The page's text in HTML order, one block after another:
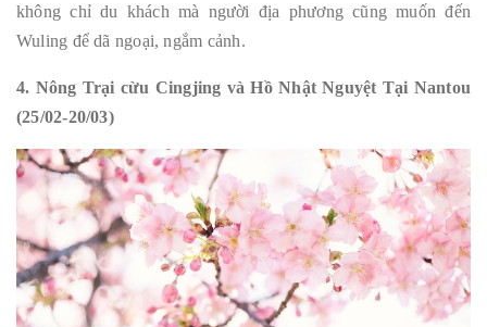
không chỉ du khách mà người địa phương cũng muốn đến
Wuling để dã ngoại, ngắm cảnh.
4. Nông Trại cừu Cingjing và Hồ Nhật Nguyệt Tại Nantou
(25/02-20/03)